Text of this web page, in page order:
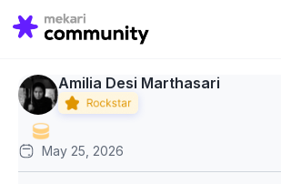
Search
for:
Amilia Desi Marthasari
May 25, 2026